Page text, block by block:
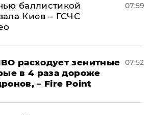
баллистикой
Киев – ГСЧС
07:59
расходует зенитные
в 4 раза дороже
– Fire Point
07:52